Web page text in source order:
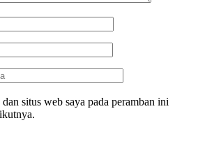
situs web saya pada peramban ini